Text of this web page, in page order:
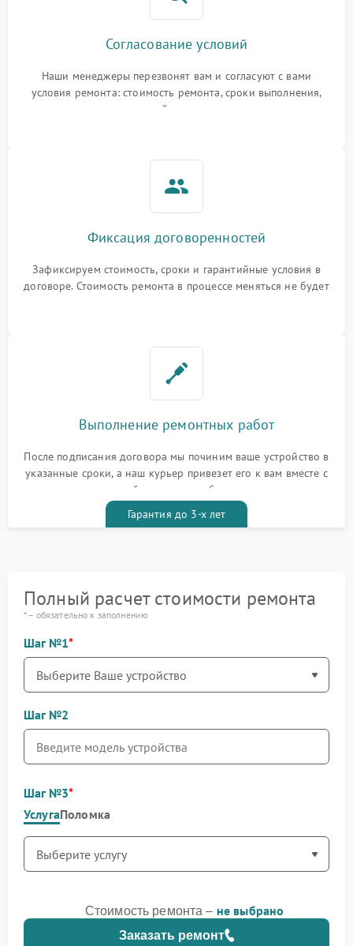
Согласование условий
Наши менеджеры перезвонят вам и согласуют с вами
условия ремонта: стоимость ремонта, сроки выполнения,
гарантийные условия
Фиксация договоренностей
Зафиксируем стоимость, сроки и гарантийные условия в
договоре. Стоимость ремонта в процессе меняться не будет
Выполнение ремонтных работ
После подписания договора мы починим ваше устройство в
указанные сроки, а наш курьер привезет его к вам вместе с
гарантийным талоном бесплатно
Гарантия до 3-х лет
Полный расчет стоимости ремонта
* – обязательно к заполнению
Шаг №1
Шаг №2
Шаг №3
УслугаПоломка
Заказать ремонт
Стоимость ремонта – не выбрано